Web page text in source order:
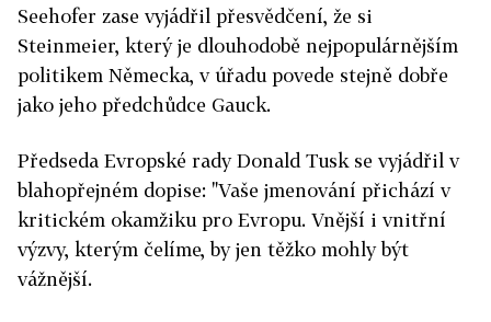
Seehofer zase vyjádřil přesvědčení, že si
Steinmeier, který je dlouhodobě nejpopulárnějším
politikem Německa, v úřadu povede stejně dobře
jako jeho předchůdce Gauck.
Předseda Evropské rady Donald Tusk se vyjádřil v
blahopřejném dopise: "Vaše jmenování přichází v
kritickém okamžiku pro Evropu. Vnější i vnitřní
výzvy, kterým čelíme, by jen těžko mohly být
vážnější.